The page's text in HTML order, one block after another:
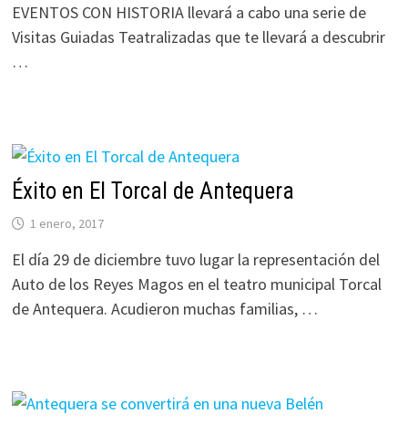
EVENTOS CON HISTORIA llevará a cabo una serie de
Visitas Guiadas Teatralizadas que te llevará a descubrir
…
Éxito en El Torcal de Antequera
1 enero, 2017
El día 29 de diciembre tuvo lugar la representación del
Auto de los Reyes Magos en el teatro municipal Torcal
de Antequera. Acudieron muchas familias, …